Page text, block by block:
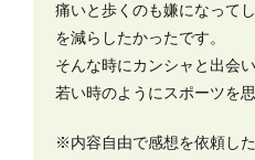
痛いと歩くのも嫌になって
を減らしたかったです。
そんな時にカンシャと出会い
若い時のようにスポーツを
※内容自由で感想を依頼した